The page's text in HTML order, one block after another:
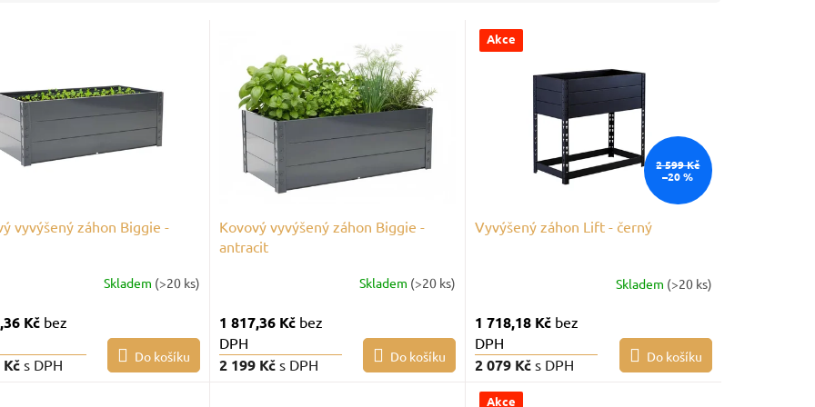
vyvýšený záhon Biggie -
Skladem (>20 ks)
Kč bez
Kč s DPH Do košíku
Kovový vyvýšený záhon Biggie -
antracit
Skladem (>20 ks)
1 817,36 Kč bez
DPH
2 199 Kč s DPH Do košíku
Akce
2 599 Kč
–20 %
Vyvýšený záhon Lift - černý
Skladem (>20 ks)
1 718,18 Kč bez
DPH
2 079 Kč s DPH Do košíku
Akce